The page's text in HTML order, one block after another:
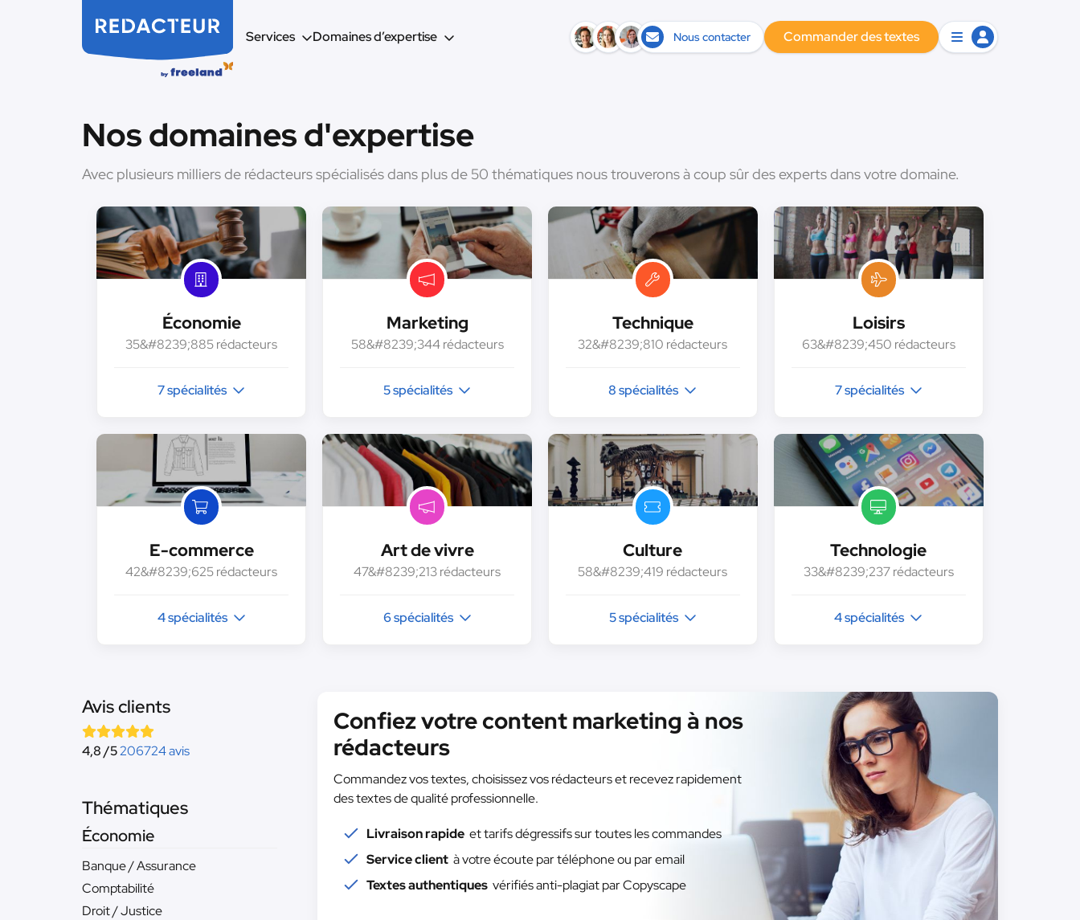
Services Domaines d’expertise Nous contacter Commander des textes
Nos domaines d'expertise
Avec plusieurs milliers de rédacteurs spécialisés dans plus de 50 thématiques nous trouverons à coup sûr des experts dans votre domaine.
Économie
35&#8239;885 rédacteurs
7 spécialités
Marketing
58&#8239;344 rédacteurs
5 spécialités
Technique
32&#8239;810 rédacteurs
8 spécialités
Loisirs
63&#8239;450 rédacteurs
7 spécialités
E-commerce
42&#8239;625 rédacteurs
4 spécialités
Art de vivre
47&#8239;213 rédacteurs
6 spécialités
Culture
58&#8239;419 rédacteurs
5 spécialités
Technologie
33&#8239;237 rédacteurs
4 spécialités
Avis clients
4,8 /5206724 avis
Thématiques
Économie
Banque / Assurance
Comptabilité
Droit / Justice
Confiez votre content marketing à nos
rédacteurs
Commandez vos textes, choisissez vos rédacteurs et recevez rapidement
des textes de qualité professionnelle.
Livraison rapideet tarifs dégressifs sur toutes les commandes
Service clientà votre écoute par téléphone ou par email
Textes authentiquesvérifiés anti-plagiat par Copyscape